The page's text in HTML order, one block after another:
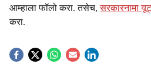
आम्हाला फॉलो करा. तसेच,सरकारनामा
करा.